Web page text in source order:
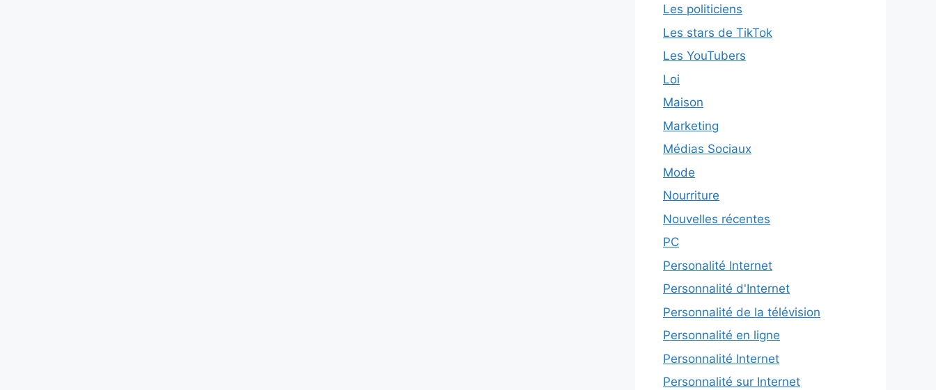
Les politiciens
Les stars de TikTok
Les YouTubers
Loi
Maison
Marketing
Médias Sociaux
Mode
Nourriture
Nouvelles récentes
PC
Personalité Internet
Personnalité d'Internet
Personnalité de la télévision
Personnalité en ligne
Personnalité Internet
Personnalité sur Internet